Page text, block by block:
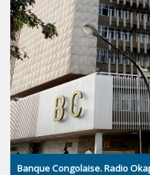
Banque Congolaise. Radio